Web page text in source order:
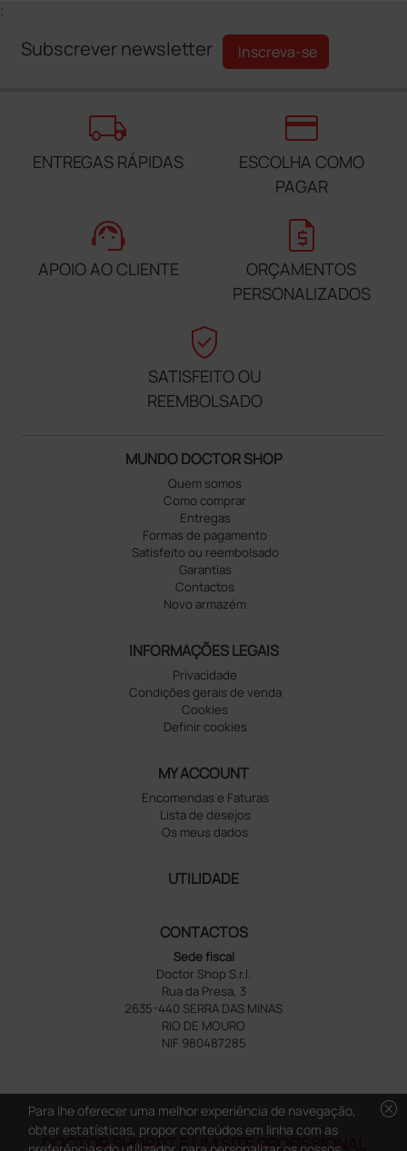
;
Subscrever newsletter Inscreva-se
local_shipping
ENTREGAS RÁPIDAS
credit_card
ESCOLHA COMO
PAGAR
support_agent
APOIO AO CLIENTE
request_quote
ORÇAMENTOS
PERSONALIZADOS
verified_user
SATISFEITO OU
REEMBOLSADO
MUNDO DOCTOR SHOP
Quem somos
Como comprar
Entregas
Formas de pagamento
Satisfeito ou reembolsado
Garantias
Contactos
Novo armazém
INFORMAÇÕES LEGAIS
Privacidade
Condições gerais de venda
Cookies
Definir cookies
MY ACCOUNT
Encomendas e Faturas
Lista de desejos
Os meus dados
UTILIDADE
CONTACTOS
Sede fiscal
Doctor Shop S.r.l.
Rua da Presa, 3
2635-440 SERRA DAS MINAS
RIO DE MOURO
NIF 980487285
DOCTOR SHOP.PT É UM SITE PROFISSIONAL
cancel
Para lhe oferecer uma melhor experiência de navegação,
obter estatísticas, propor conteúdos em linha com as